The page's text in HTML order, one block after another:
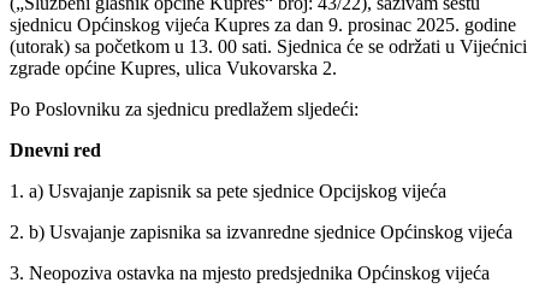
sjednicu Općinskog vijeća Kupres za dan 9. prosinac 2025. godine
(utorak) sa početkom u 13. 00 sati. Sjednica će se održati u Vijećnici
zgrade općine Kupres, ulica Vukovarska 2.
Po Poslovniku za sjednicu predlažem sljedeći:
Dnevni red
1. a) Usvajanje zapisnik sa pete sjednice Opcijskog vijeća
2. b) Usvajanje zapisnika sa izvanredne sjednice Općinskog vijeća
3. Neopoziva ostavka na mjesto predsjednika Općinskog vijeća